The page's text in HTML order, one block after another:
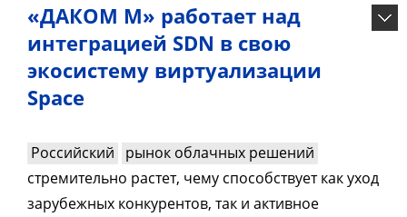
«ДАКОМ М» работает над
интеграцией SDN в свою
экосистему виртуализации
Space
Российский
рынок облачных решений
стремительно растет, чему способствует как уход
зарубежных конкурентов, так и активное